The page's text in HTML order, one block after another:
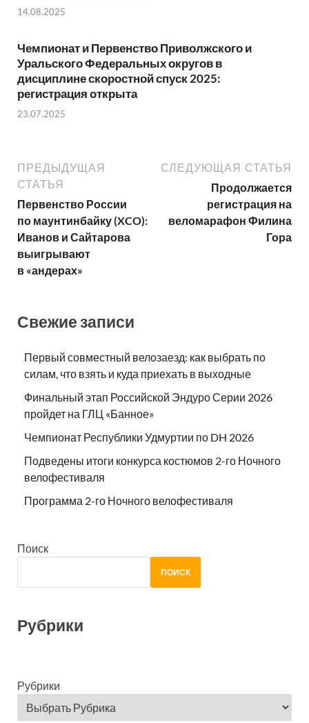
14.08.2025
Чемпионат и Первенство Приволжского и
Уральского Федеральных округов в
дисциплине скоростной спуск 2025:
регистрация открыта
23.07.2025
ПРЕДЫДУЩАЯ
СТАТЬЯ
Первенство России
по маунтинбайку (XCO):
Иванов и Сайтарова
выигрывают
в «андерах»
СЛЕДУЮЩАЯ СТАТЬЯ
Продолжается
регистрация на
веломарафон Филина
Гора
Свежие записи
Первый совместный велозаезд: как выбрать по
силам, что взять и куда приехать в выходные
Финальный этап Российской Эндуро Серии 2026
пройдет на ГЛЦ «Банное»
Чемпионат Республики Удмуртии по DH 2026
Подведены итоги конкурса костюмов 2-го Ночного
велофестиваля
Программа 2-го Ночного велофестиваля
Поиск
ПОИСК
Рубрики
Рубрики